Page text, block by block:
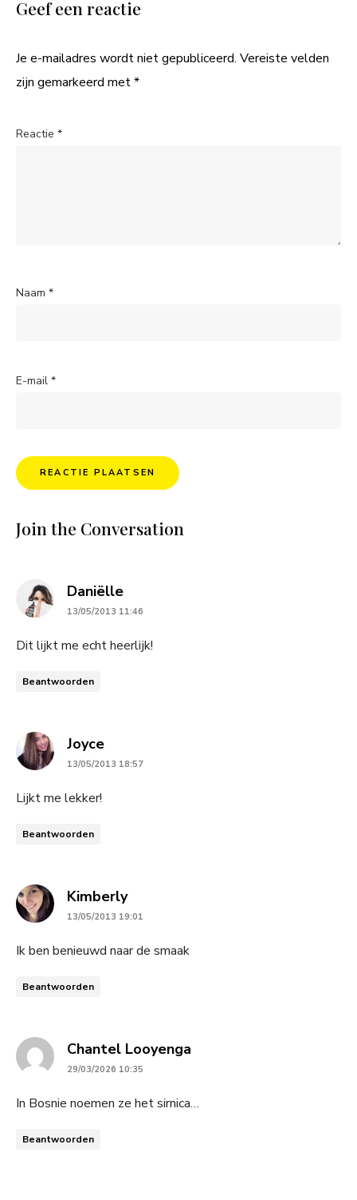
Geef een reactie
Je e-mailadres wordt niet gepubliceerd. Vereiste velden
zijn gemarkeerd met*
Reactie *
Naam *
E-mail *
Join the Conversation
Daniëllesays:
13/05/2013 11:46
Dit lijkt me echt heerlijk!
Beantwoorden
Joycesays:
13/05/2013 18:57
Lijkt me lekker!
Beantwoorden
Kimberlysays:
13/05/2013 19:01
Ik ben benieuwd naar de smaak
Beantwoorden
Chantel Looyenga
29/03/2026 10:35
In Bosnie noemen ze het sirnica…
Beantwoorden